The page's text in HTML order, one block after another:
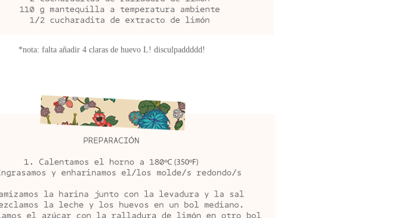
*nota: falta añadir 4 claras de huevo L! disculpaddddd!